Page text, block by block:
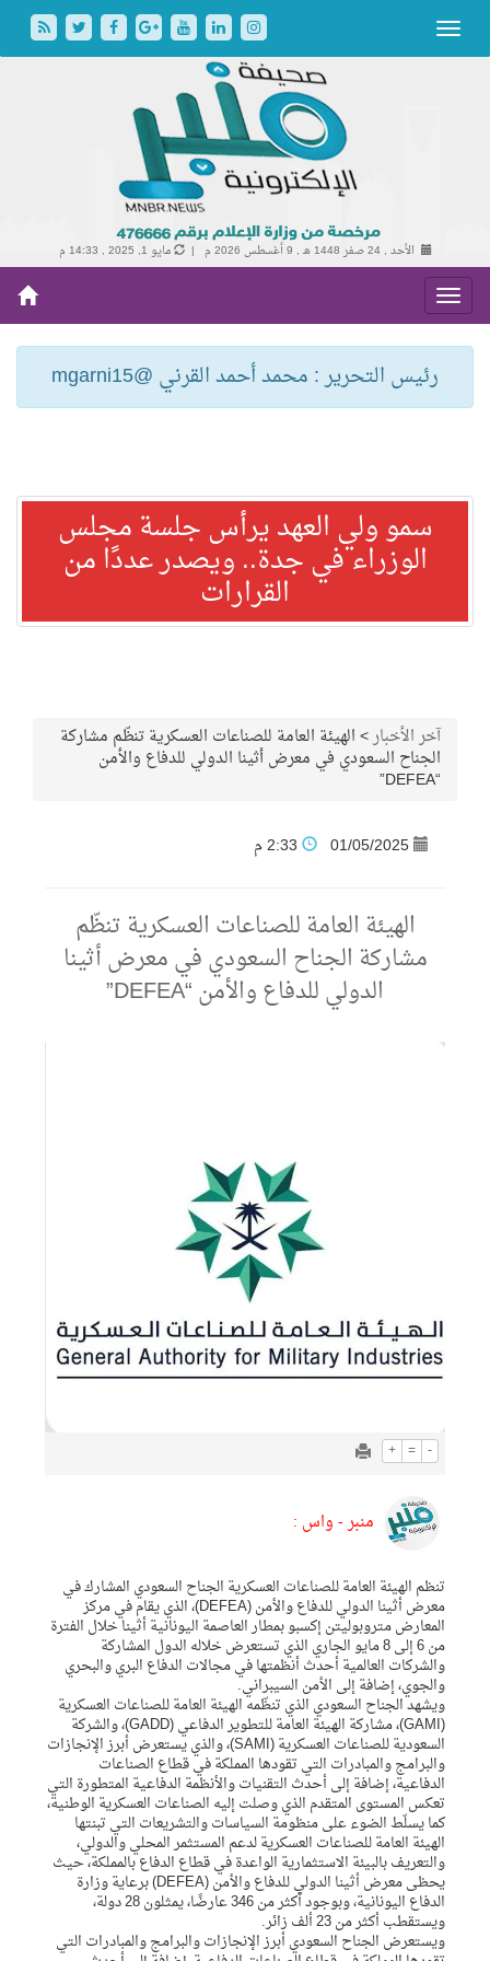
الأحد , 24 صفر 1448 هـ , 9 أغسطس 2026 م | مايو 1, 2025 , 14:33 م
رئيس التحرير : محمد أحمد القرني @mgarni15
سمو ولي العهد يرأس جلسة مجلس
الوزراء في جدة.. ويصدر عددًا من
القرارات
آخر الأخبار>الهيئة العامة للصناعات العسكرية تنظّم مشاركة
الجناح السعودي في معرض أثينا الدولي للدفاع والأمن
“DEFEA”
01/05/2025
الهيئة العامة للصناعات العسكرية تنظّم
مشاركة الجناح السعودي في معرض أثينا
الدولي للدفاع والأمن “DEFEA”
+ = -
منبر - واس :
تنظم الهيئة العامة للصناعات العسكرية الجناح السعودي المشارك في
معرض أثينا الدولي للدفاع والأمن (DEFEA)، الذي يقام في مركز
المعارض متروبوليتن إكسبو بمطار العاصمة اليونانية أثينا خلال الفترة
من 6 إلى 8 مايو الجاري الذي تستعرض خلاله الدول المشاركة
والشركات العالمية أحدث أنظمتها في مجالات الدفاع البري والبحري
والجوي، إضافة إلى الأمن السيبراني.
ويشهد الجناح السعودي الذي تنظّمه الهيئة العامة للصناعات العسكرية
(GAMI)، مشاركة الهيئة العامة للتطوير الدفاعي (GADD)، والشركة
السعودية للصناعات العسكرية (SAMI)، والذي يستعرض أبرز الإنجازات
والبرامج والمبادرات التي تقودها المملكة في قطاع الصناعات
الدفاعية، إضافة إلى أحدث التقنيات والأنظمة الدفاعية المتطورة التي
تعكس المستوى المتقدم الذي وصلت إليه الصناعات العسكرية الوطنية،
كما يسلّط الضوء على منظومة السياسات والتشريعات التي تبنتها
الهيئة العامة للصناعات العسكرية لدعم المستثمر المحلي والدولي،
والتعريف بالبيئة الاستثمارية الواعدة في قطاع الدفاع بالمملكة، حيث
يحظى معرض أثينا الدولي للدفاع والأمن (DEFEA) برعاية وزارة
الدفاع اليونانية، وبوجود أكثر من 346 عارضًا، يمثلون 28 دولة،
ويستقطب أكثر من 23 ألف زائر.
ويستعرض الجناح السعودي أبرز الإنجازات والبرامج والمبادرات التي